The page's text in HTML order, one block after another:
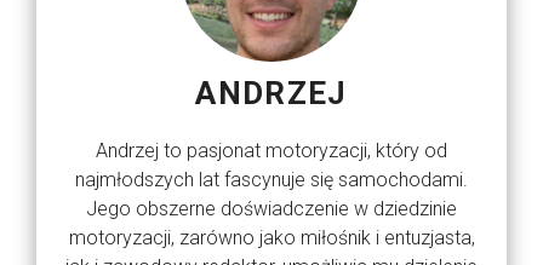
ANDRZEJ
Andrzej to pasjonat motoryzacji, który od
najmłodszych lat fascynuje się samochodami.
Jego obszerne doświadczenie w dziedzinie
motoryzacji, zarówno jako miłośnik i entuzjasta,